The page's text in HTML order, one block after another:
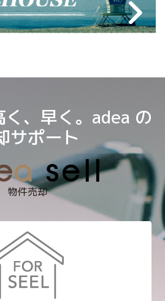
、早く。adea の
サポート
物件売却